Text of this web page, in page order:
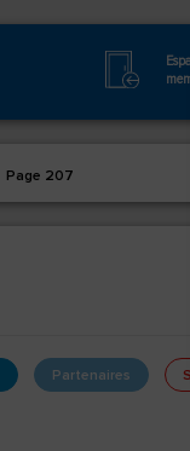
Page 207
Partenaires